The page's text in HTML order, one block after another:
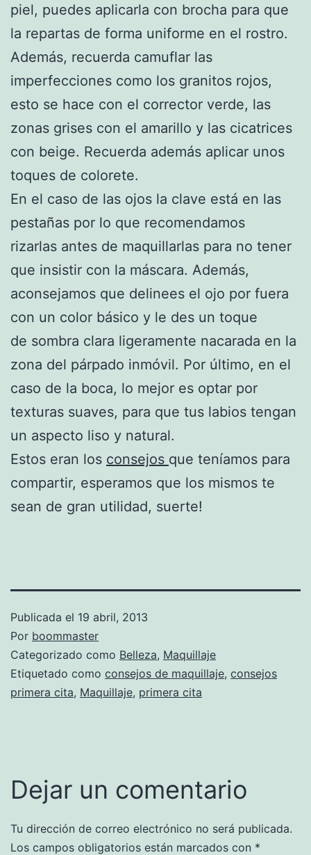
piel, puedes aplicarla con brocha para que
la repartas de forma uniforme en el rostro.
Además, recuerda camuflar las
imperfecciones como los granitos rojos,
esto se hace con el corrector verde, las
zonas grises con el amarillo y las cicatrices
con beige. Recuerda además aplicar unos
toques de colorete.
En el caso de las ojos la clave está en las
pestañas por lo que recomendamos
rizarlas antes de maquillarlas para no tener
que insistir con la máscara. Además,
aconsejamos que delinees el ojo por fuera
con un color básico y le des un toque
de sombra clara ligeramente nacarada en la
zona del párpado inmóvil. Por último, en el
caso de la boca, lo mejor es optar por
texturas suaves, para que tus labios tengan
un aspecto liso y natural.
Estos eran los consejos que teníamos para
compartir, esperamos que los mismos te
sean de gran utilidad, suerte!
Publicada el 19 abril, 2013
Por boommaster
Categorizado como Belleza, Maquillaje
Etiquetado como consejos de maquillaje, consejos
primera cita, Maquillaje, primera cita
Dejar un comentario
Tu dirección de correo electrónico no será publicada.
Los campos obligatorios están marcados con *